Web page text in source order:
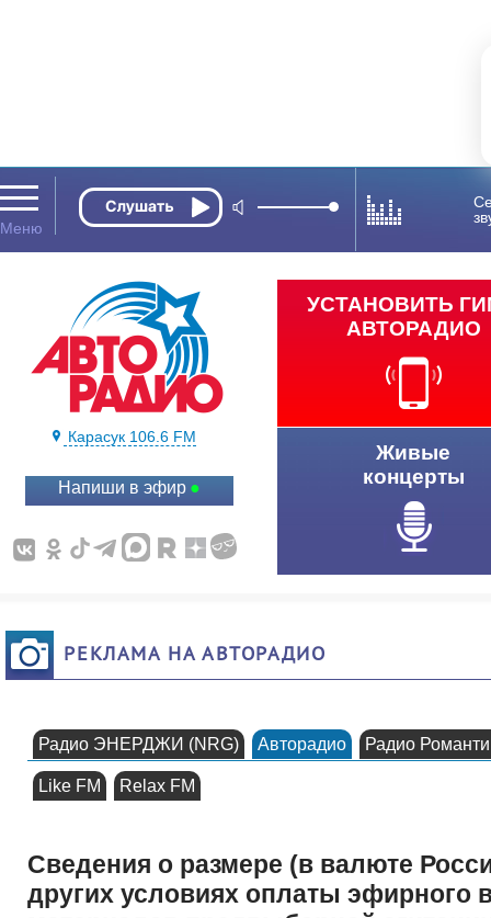
Карасук 106.6 FM
Напиши в эфир
УСТАНОВИТЬ
АВТОРАДИО
Живые
концерты
РЕКЛАМА НА АВТОРАДИО